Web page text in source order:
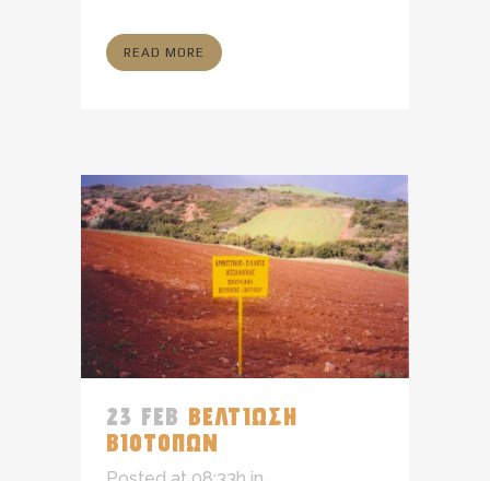
READ MORE
23 FEB ΒΕΛΤΙΩΣΗ
ΒΙΟΤΟΠΩΝ